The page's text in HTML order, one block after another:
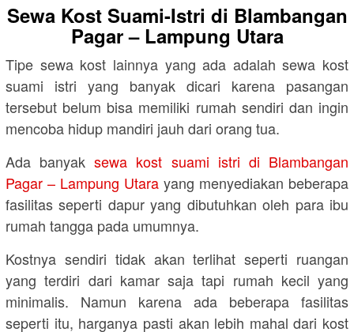
Sewa Kost Suami-Istri di Blambangan
Pagar – Lampung Utara
Tipe sewa kost lainnya yang ada adalah sewa kost
suami istri yang banyak dicari karena pasangan
tersebut belum bisa memiliki rumah sendiri dan ingin
mencoba hidup mandiri jauh dari orang tua.
Ada banyaksewa kost suami istri di Blambangan
Pagar – Lampung Utara yang menyediakan beberapa
fasilitas seperti dapur yang dibutuhkan oleh para ibu
rumah tangga pada umumnya.
Kostnya sendiri tidak akan terlihat seperti ruangan
yang terdiri dari kamar saja tapi rumah kecil yang
minimalis. Namun karena ada beberapa fasilitas
seperti itu, harganya pasti akan lebih mahal dari kost